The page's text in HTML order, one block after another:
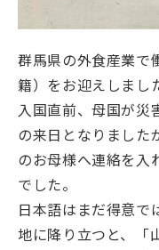
群馬県の外食産業で
籍）をお迎えしまし
入国直前、母国が災
の来日となりました
のお母様へ連絡を入
でした。
日本語はまだ得意で
地に降り立つと、「